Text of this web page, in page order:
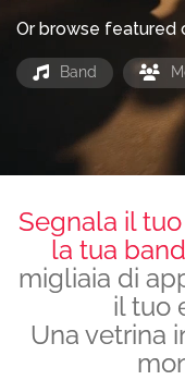
Or browse featured
Band
Segnala il
la tua band
migliaia di
il tuo
Una vetrina